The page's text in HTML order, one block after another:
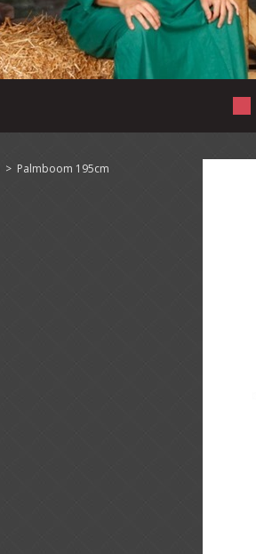
> Palmboom 195cm